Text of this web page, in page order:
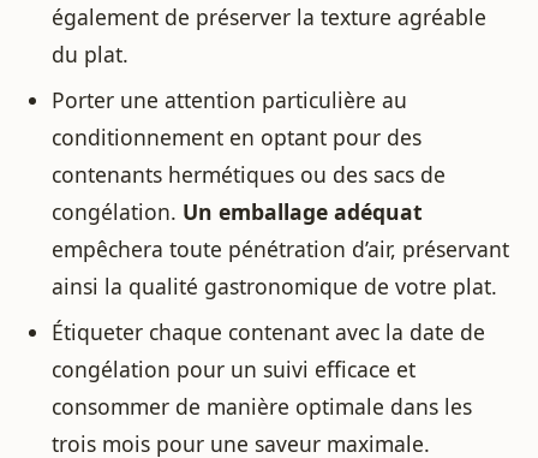
également de préserver la texture agréable
du plat.
Porter une attention particulière au
conditionnement en optant pour des
contenants hermétiques ou des sacs de
congélation. Un emballage adéquat
empêchera toute pénétration d’air, préservant
ainsi la qualité gastronomique de votre plat.
Étiqueter chaque contenant avec la date de
congélation pour un suivi efficace et
consommer de manière optimale dans les
trois mois pour une saveur maximale.